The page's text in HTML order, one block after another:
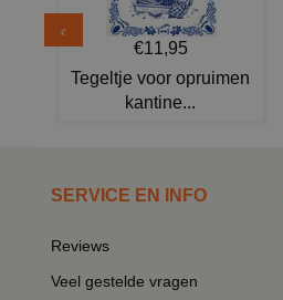
€11,95
Tegeltje voor opruimen
kantine...
SERVICE EN INFO
Reviews
Veel gestelde vragen